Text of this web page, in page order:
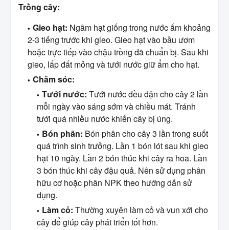
Trồng cây:
Gieo hạt: Ngâm hạt giống trong nước ấm khoảng
2-3 tiếng trước khi gieo. Gieo hạt vào bầu ươm
hoặc trực tiếp vào chậu trồng đã chuẩn bị. Sau khi
gieo, lấp đất mỏng và tưới nước giữ ẩm cho hạt.
Chăm sóc:
Tưới nước: Tưới nước đều đặn cho cây 2 lần
mỗi ngày vào sáng sớm và chiều mát. Tránh
tưới quá nhiều nước khiến cây bị úng.
Bón phân: Bón phân cho cây 3 lần trong suốt
quá trình sinh trưởng. Lần 1 bón lót sau khi gieo
hạt 10 ngày. Lần 2 bón thúc khi cây ra hoa. Lần
3 bón thúc khi cây đậu quả. Nên sử dụng phân
hữu cơ hoặc phân NPK theo hướng dẫn sử
dụng.
Làm cỏ: Thường xuyên làm cỏ và vun xới cho
cây để giúp cây phát triển tốt hơn.